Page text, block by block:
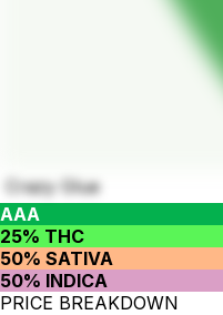
Crazy Glue
AAA
25% THC
50% SATIVA
50% INDICA
PRICE BREAKDOWN